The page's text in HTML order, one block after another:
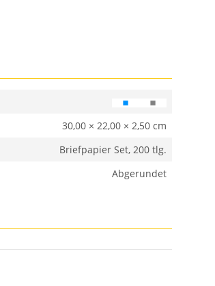
30,00 × 22,00 × 2,50 cm
Briefpapier Set, 200 tlg.
Abgerundet